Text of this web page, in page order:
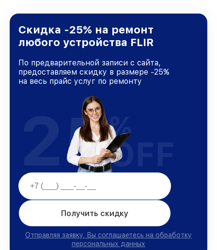
Скидка -25% на ремонт
любого устройства FLIR
По предварительной записи с сайта,
предоставляем скидку в размере -25%
на весь прайс услуг по ремонту
Получить скидку
Отправляя заявку, Вы соглашаетесь на обработку
персональных данных
25%
OFF